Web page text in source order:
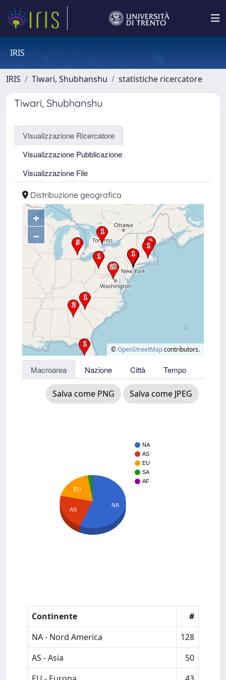
IRIS
IRIS Tiwari, Shubhanshu statistiche ricercatore
Tiwari, Shubhanshu
Visualizzazione Ricercatore
Visualizzazione Pubblicazione
Visualizzazione File
Distribuzione geografica
+
–
©OpenStreetMapcontributors.
Macroarea Nazione Città Tempo
Salva come PNG Salva come JPEG
NA
AS
EU
SA
AF
EU
AS
NA
Continente
#
NA - Nord America
128
AS - Asia
50